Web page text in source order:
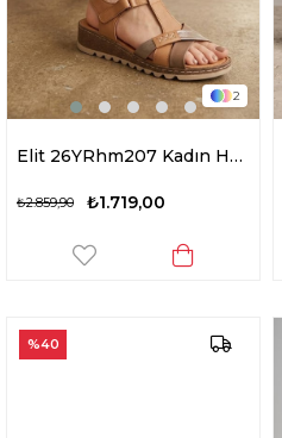
2
Elit 26YRhm207 Kadın Hakiki Deri Ortopedik Düz Sandalet Taba
₺1.719,00
₺2.859,90
%40